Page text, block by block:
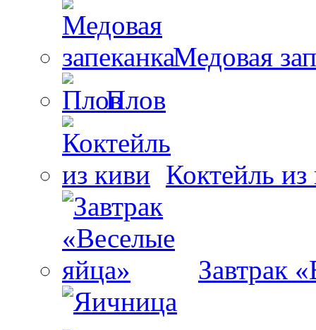
Медовая
Плов
Коктейль из
Завтрак